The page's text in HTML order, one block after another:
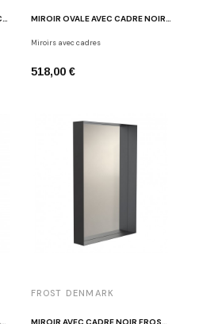
MIROIR RECTANGULAIRE AVEC CADRE NOIR FROST U4137-B MIROIR OVALE AVEC CADRE NOIR FROST U4139-B
Miroirs avec cadres
518,00 €
MIROIR OVALE AVEC CADRE BLANC FROST U4139-W
FROST DENMARK
MIROIR AVEC CADRE NOIR FROST U4128-B